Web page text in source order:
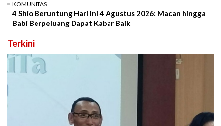
KOMUNITAS
4 Shio Beruntung Hari Ini 4 Agustus 2026: Macan hingga
Babi Berpeluang Dapat Kabar Baik
Terkini